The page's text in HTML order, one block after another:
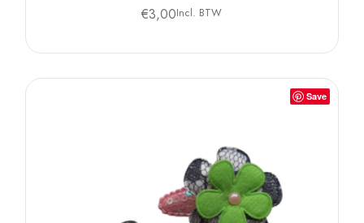
€3,00Incl. BTW
Save